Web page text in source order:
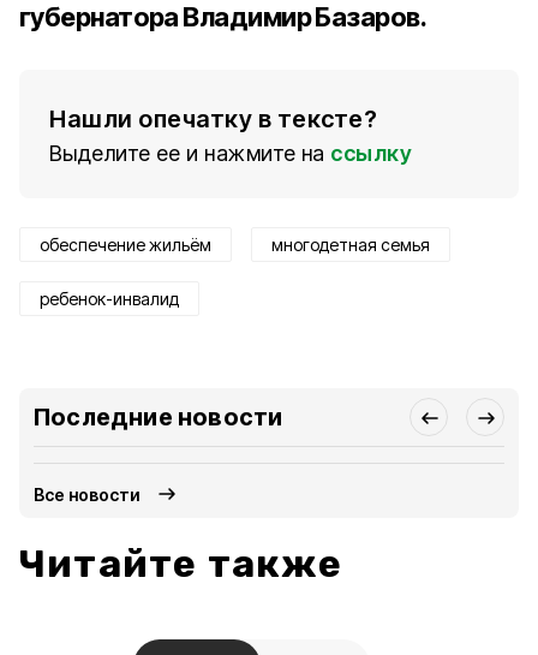
губернатора Владимир Базаров.
Нашли опечатку в тексте?
Выделите ее и нажмите на ссылку
обеспечение жильём многодетная семья
ребенок-инвалид
Последние новости
Все новости
Читайте также